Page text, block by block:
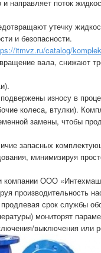
направляет поток
утечку
и безопасности.
itmvz.ru/catalog/
вала, снижают
износу в
колеса, втулки).
замены, чтобы
запасных
минимизируя
компании ООО
производительность
срок службы
мониторят
выключения или